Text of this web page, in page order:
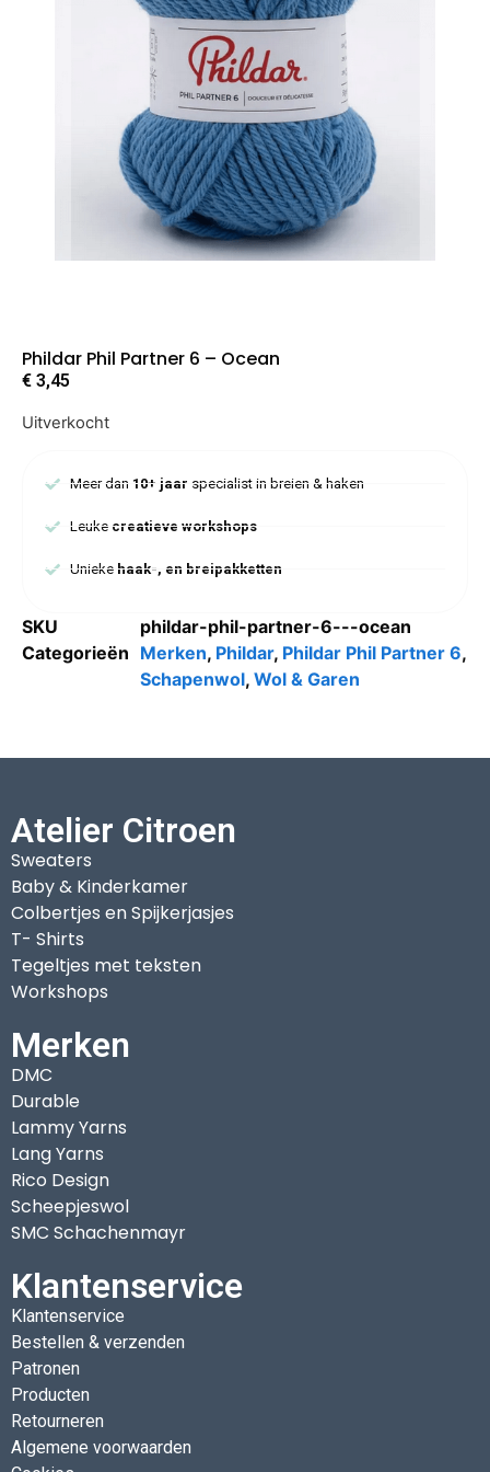
Phildar Phil Partner 6 – Ocean
€ 3,45
Uitverkocht
Meer dan 10+ jaar specialist in breien & haken
Leuke creatieve workshops
Uniekehaak-, en breipakketten
SKU
phildar-phil-partner-6---ocean
Categorieën Merken, Phildar, Phildar Phil Partner 6,
Schapenwol, Wol & Garen
Atelier Citroen
Sweaters
Baby & Kinderkamer
Colbertjes en Spijkerjasjes
T- Shirts
Tegeltjes met teksten
Workshops
Merken
DMC
Durable
Lammy Yarns
Lang Yarns
Rico Design
Scheepjeswol
SMC Schachenmayr
Klantenservice
Klantenservice
Bestellen & verzenden
Patronen
Producten
Retourneren
Algemene voorwaarden